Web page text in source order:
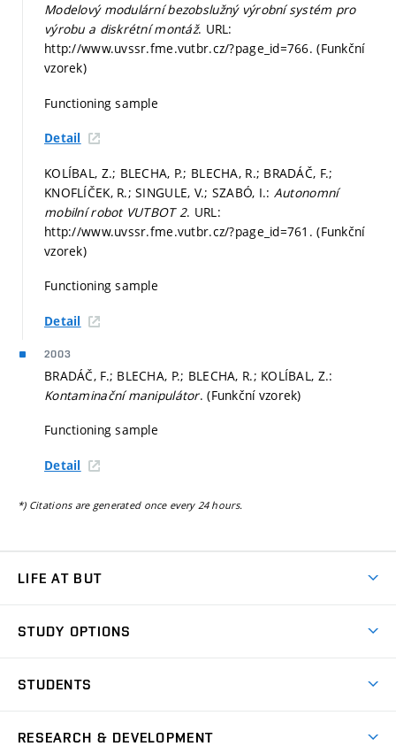
Modelový modulární bezobslužný výrobní systém pro
výrobu a diskrétní montáž. URL:
http://www.uvssr.fme.vutbr.cz/?page_id=766. (Funkční
vzorek)
Functioning sample
Detail
KOLÍBAL, Z.; BLECHA, P.; BLECHA, R.; BRADÁČ, F.;
KNOFLÍČEK, R.; SINGULE, V.; SZABÓ, I.: Autonomní
mobilní robot VUTBOT 2. URL:
http://www.uvssr.fme.vutbr.cz/?page_id=761. (Funkční
vzorek)
Functioning sample
Detail
2003
BRADÁČ, F.; BLECHA, P.; BLECHA, R.; KOLÍBAL, Z.:
Kontaminační manipulátor. (Funkční vzorek)
Functioning sample
Detail
*) Citations are generated once every 24 hours.
LIFE AT BUT
Dormitories
Sport
STUDY OPTIONS
Degree studies in English
STUDENTS
RESEARCH & DEVELOPMENT